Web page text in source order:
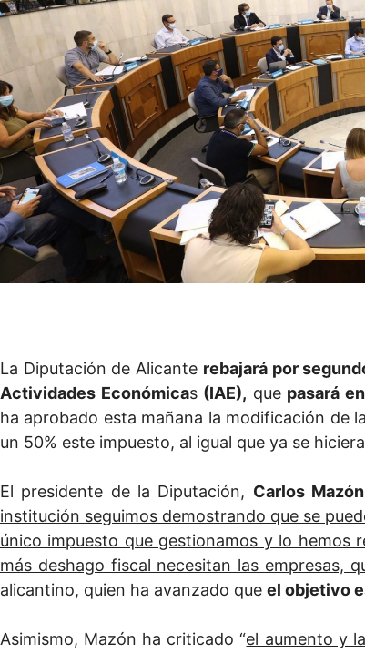
La Diputación de Alicante rebajará por
Actividades Económicas (IAE), que pasará
ha aprobado esta mañana la modificación de
un 50% este impuesto, al igual que ya se
El presidente de la Diputación, Carlos Mazón
institución seguimos demostrando que se
único impuesto que gestionamos y lo hemos
más deshago fiscal necesitan las empresas,
alicantino, quien ha avanzado que el objetivo
Asimismo, Mazón ha criticado “el aumento y